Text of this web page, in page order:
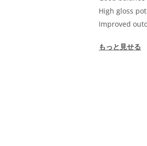
High gloss
Improved
もっと見せる